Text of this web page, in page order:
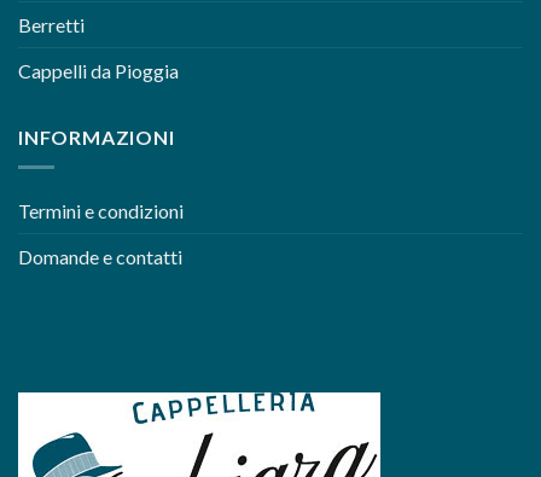
Berretti
Cappelli da Pioggia
INFORMAZIONI
Termini e condizioni
Domande e contatti